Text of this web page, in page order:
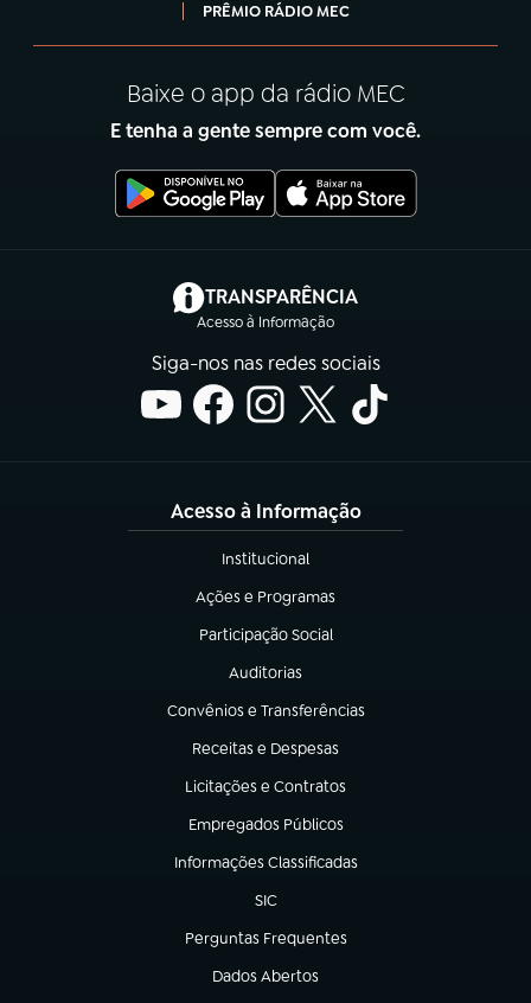
PRÊMIO RÁDIO MEC
Baixe o app da rádio MEC
E tenha a gente sempre com você.
TRANSPARÊNCIA
Acesso à Informação
(abre em nova aba)
Siga-nos nas redes sociais
Acesso à Informação
Institucional
(abre em nova aba)
Ações e Programas
(abre em nova aba)
Participação Social
(abre em nova aba)
Auditorias
(abre em nova aba)
Convênios e Transferências
(abre em nova aba)
Receitas e Despesas
(abre em nova aba)
Licitações e Contratos
(abre em nova aba)
Empregados Públicos
(abre em nova aba)
Informações Classificadas
(abre em nova aba)
SIC
(abre em nova aba)
Perguntas Frequentes
(abre em nova aba)
Dados Abertos
(abre em nova aba)